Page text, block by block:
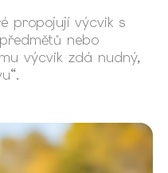
propojují výcvik s
nebo
výcvik zdá nudný,